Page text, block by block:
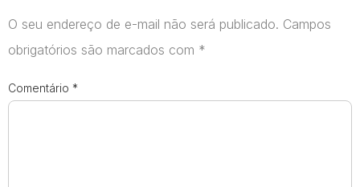
O seu endereço de e-mail não será publicado. Campos
obrigatórios são marcados com *
Comentário *